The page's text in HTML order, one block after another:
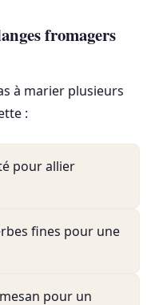
fromagers
à marier plusieurs
:
pour allier
fines pour une
pour un